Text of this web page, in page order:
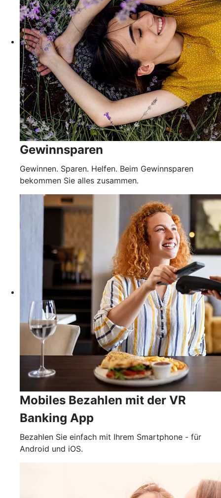
Gewinnsparen
Gewinnen. Sparen. Helfen. Beim Gewinnsparen
bekommen Sie alles zusammen.
Mobiles Bezahlen mit der VR
Banking App
Bezahlen Sie einfach mit Ihrem Smartphone - für
Android und iOS.